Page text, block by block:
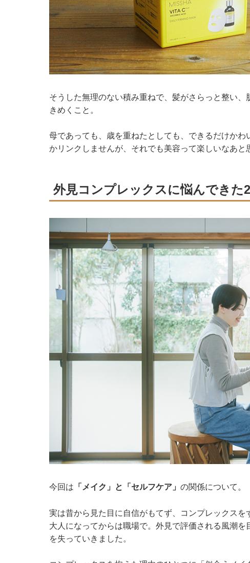
そうした無理のない積み重ねで、髪がさらっと整い
きめくこと。
母であっても、歳を重ねたとしても、できるだけか
かリンクしませんが、それでも美容って楽しいなあと
外見コンプレックスに悩んできた
今回は 「メイク」と「セルフケア」 の関係について。
実は昔から見た目に自信がもてず、コンプレックスを
大人になってからは職場で。外見で評価される風潮
を失っていきました。